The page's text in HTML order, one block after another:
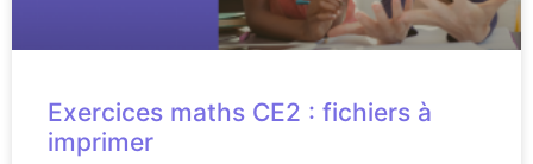
Exercices maths CE2 : fichiers à
imprimer